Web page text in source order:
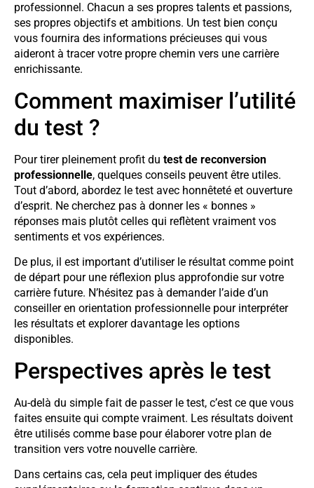
professionnel. Chacun a ses propres talents et passions,
ses propres objectifs et ambitions. Un test bien conçu
vous fournira des informations précieuses qui vous
aideront à tracer votre propre chemin vers une carrière
enrichissante.
Comment maximiser l’utilité
du test ?
Pour tirer pleinement profit du test de reconversion
professionnelle, quelques conseils peuvent être utiles.
Tout d’abord, abordez le test avec honnêteté et ouverture
d’esprit. Ne cherchez pas à donner les « bonnes »
réponses mais plutôt celles qui reflètent vraiment vos
sentiments et vos expériences.
De plus, il est important d’utiliser le résultat comme point
de départ pour une réflexion plus approfondie sur votre
carrière future. N’hésitez pas à demander l’aide d’un
conseiller en orientation professionnelle pour interpréter
les résultats et explorer davantage les options
disponibles.
Perspectives après le test
Au-delà du simple fait de passer le test, c’est ce que vous
faites ensuite qui compte vraiment. Les résultats doivent
être utilisés comme base pour élaborer votre plan de
transition vers votre nouvelle carrière.
Dans certains cas, cela peut impliquer des études